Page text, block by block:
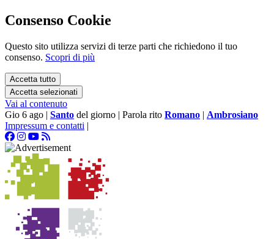
Consenso Cookie
Questo sito utilizza servizi di terze parti che richiedono il tuo
consenso. Scopri di più
Accetta tutto
Accetta selezionati
Vai al contenuto
Gio 6 ago | Santo del giorno | Parola rito Romano | Ambrosiano
Impressum e contatti |